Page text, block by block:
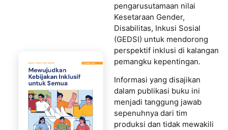
pengarusutamaan nilai
Kesetaraan Gender,
Disabilitas, Inkusi Sosial
(GEDSI) untuk mendorong
perspektif inklusi di kalangan
pemangku kepentingan.
Informasi yang disajikan
dalam publikasi buku ini
menjadi tanggung jawab
sepenuhnya dari tim
produksi dan tidak mewakili